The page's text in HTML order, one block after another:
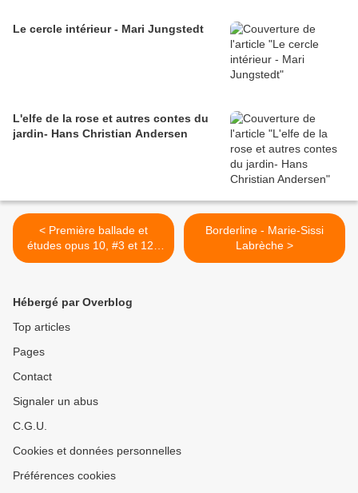
Le cercle intérieur - Mari Jungstedt
L'elfe de la rose et autres contes du
jardin- Hans Christian Andersen
< Première ballade et
études opus 10, #3 et 12 -
Frédéric Chopin -
Borderline - Marie-Sissi
Labrèche >
Hébergé par Overblog
Top articles
Pages
Contact
Signaler un abus
C.G.U.
Cookies et données personnelles
Préférences cookies